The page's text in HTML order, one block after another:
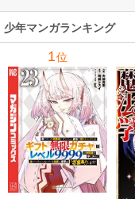
少年マンガランキング
1位